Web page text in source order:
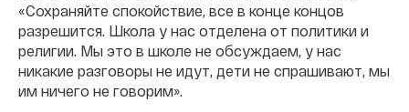
«Сохраняйте спокойствие, все в конце концов
разрешится. Школа у нас отделена от политики и
религии. Мы это в школе не обсуждаем, у нас
никакие разговоры не идут, дети не спрашивают, мы
им ничего не говорим».